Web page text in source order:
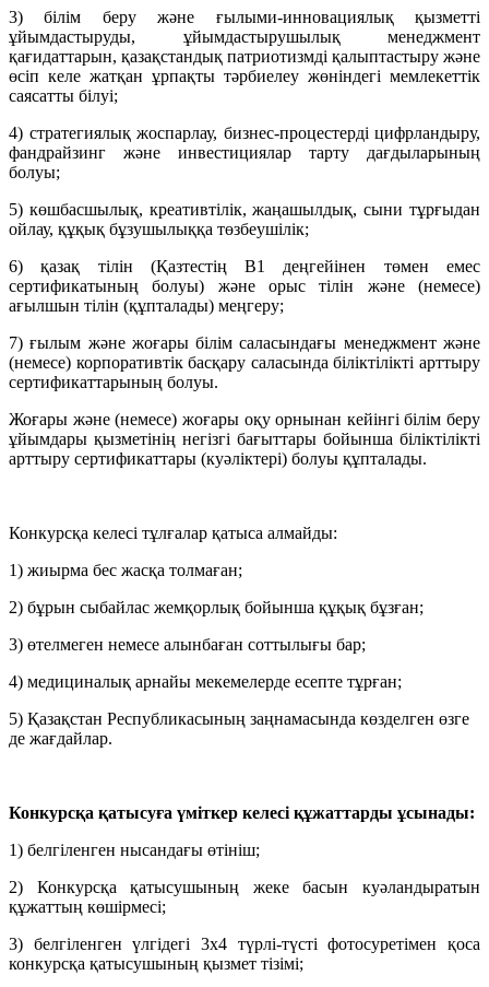
3) білім беру және ғылыми-инновациялық қызметті
ұйымдастыруды, ұйымдастырушылық менеджмент
қағидаттарын, қазақстандық патриотизмді қалыптастыру және
өсіп келе жатқан ұрпақты тәрбиелеу жөніндегі мемлекеттік
саясатты білуі;
4) стратегиялық жоспарлау, бизнес-процестерді цифрландыру,
фандрайзинг және инвестициялар тарту дағдыларының
болуы;
5) көшбасшылық, креативтілік, жаңашылдық, сыни тұрғыдан
ойлау, құқық бұзушылыққа төзбеушілік;
6) қазақ тілін (Қазтестің В1 деңгейінен төмен емес
сертификатының болуы) және орыс тілін және (немесе)
ағылшын тілін (құпталады) меңгеру;
7) ғылым және жоғары білім саласындағы менеджмент және
(немесе) корпоративтік басқару саласында біліктілікті арттыру
сертификаттарының болуы.
Жоғары және (немесе) жоғары оқу орнынан кейінгі білім беру
ұйымдары қызметінің негізгі бағыттары бойынша біліктілікті
арттыру сертификаттары (куәліктері) болуы құпталады.
Конкурсқа келесі тұлғалар қатыса алмайды:
1) жиырма бес жасқа толмаған;
2) бұрын сыбайлас жемқорлық бойынша құқық бұзған;
3) өтелмеген немесе алынбаған соттылығы бар;
4) медициналық арнайы мекемелерде есепте тұрған;
5) Қазақстан Республикасының заңнамасында көзделген өзге
де жағдайлар.
Конкурсқа қатысуға үміткер келесі құжаттарды ұсынады:
1) белгіленген нысандағы өтініш;
2) Конкурсқа қатысушының жеке басын куәландыратын
құжаттың көшірмесі;
3) белгіленген үлгідегі 3х4 түрлі-түсті фотосуретімен қоса
конкурсқа қатысушының қызмет тізімі;